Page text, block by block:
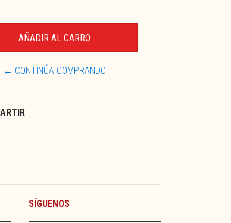
← CONTINÚA COMPRANDO
SÍGUENOS